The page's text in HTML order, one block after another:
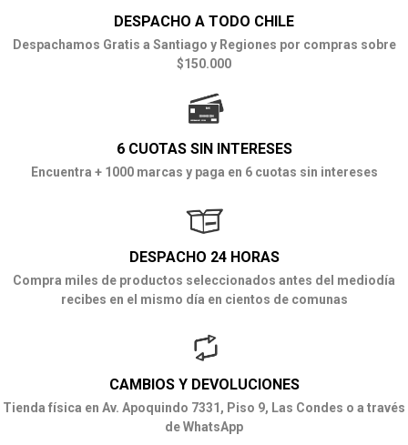
DESPACHO A TODO CHILE
Despachamos Gratis a Santiago y Regiones por compras sobre
$150.000
6 CUOTAS SIN INTERESES
Encuentra + 1000 marcas y paga en 6 cuotas sin intereses
DESPACHO 24 HORAS
Compra miles de productos seleccionados antes del mediodía
recibes en el mismo día en cientos de comunas
CAMBIOS Y DEVOLUCIONES
Tienda física en Av. Apoquindo 7331, Piso 9, Las Condes o a través
de WhatsApp